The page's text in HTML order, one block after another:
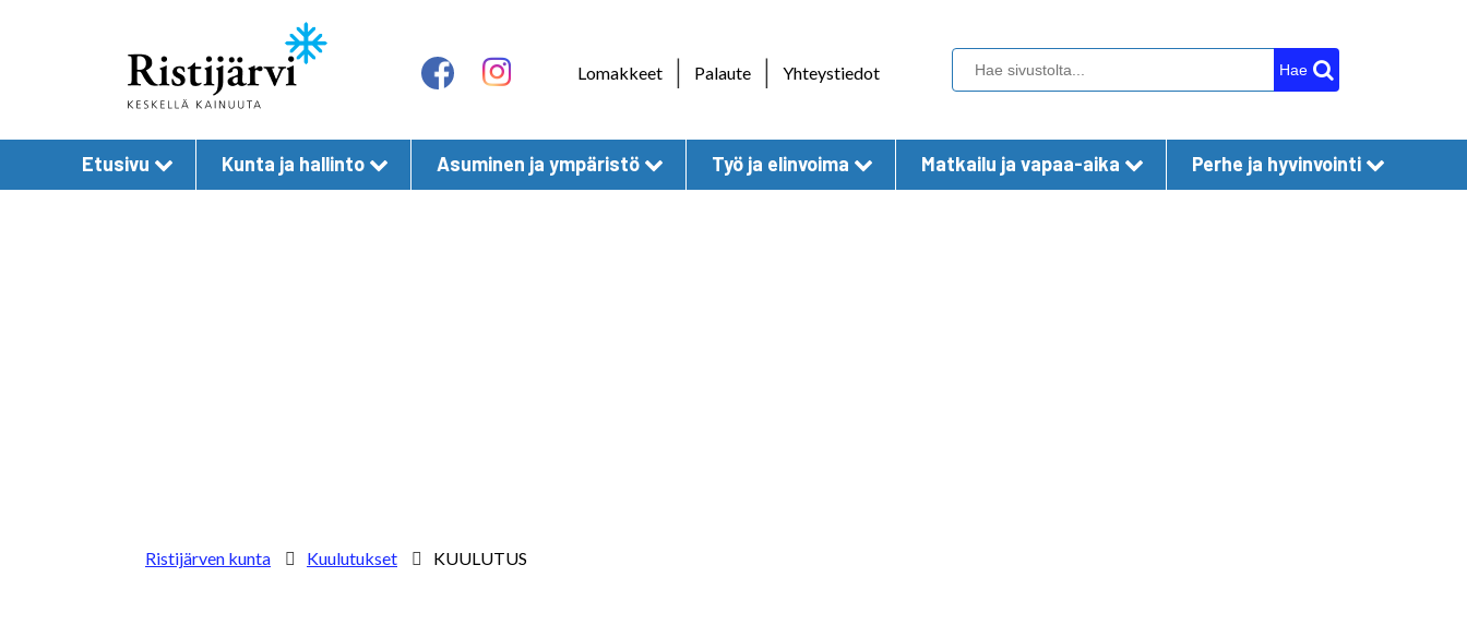
Lomakkeet | Palaute | Yhteystiedot Hae
Etusivu Kunta ja hallinto Asuminen ja ympäristö Työ ja elinvoima Matkailu ja vapaa-aika Perhe ja hyvinvointi
Ristijärven kunta Kuulutukset KUULUTUS